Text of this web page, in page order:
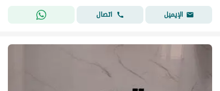
الإيميل
اتصال